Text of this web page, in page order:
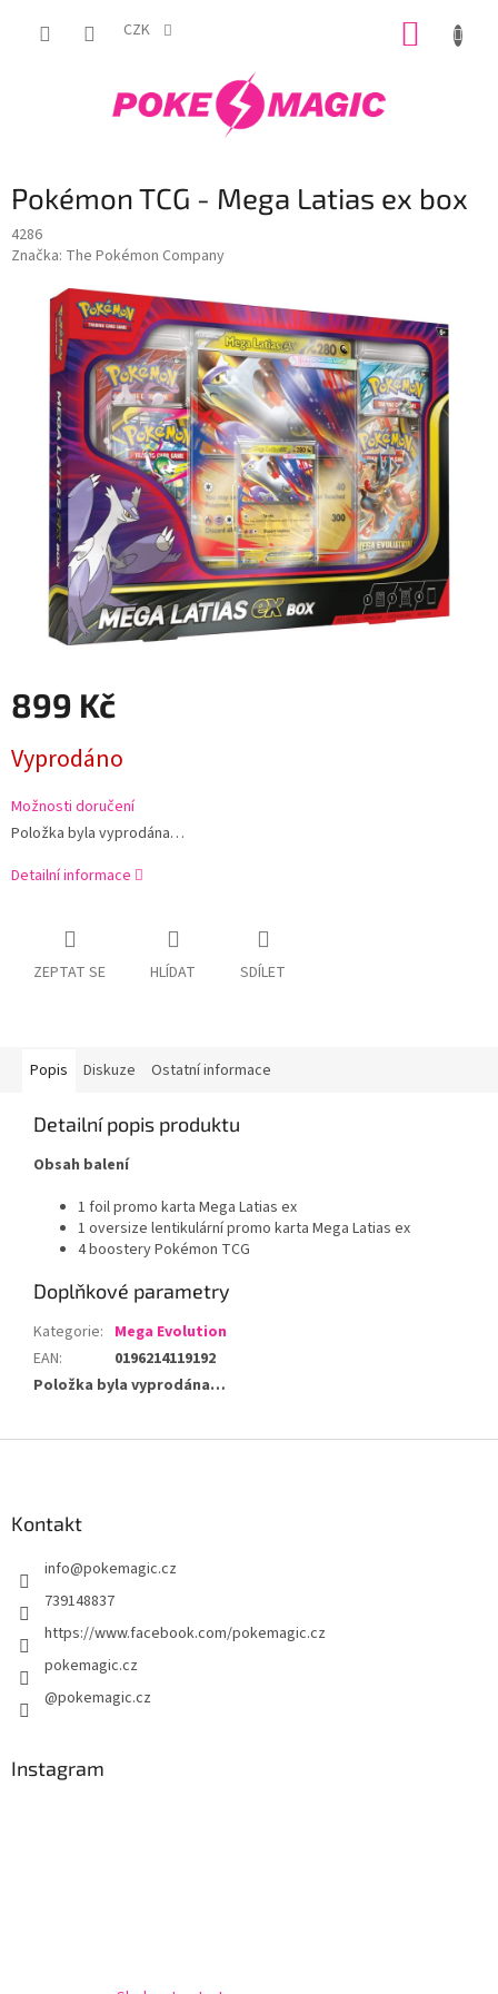
CZK
Pokémon TCG - Mega Latias ex box
4286
Značka: The Pokémon Company
899 Kč
cena:
Vyprodáno
Možnosti doručení
Položka byla vyprodána…
Detailní informace
ZEPTAT SE HLÍDAT SDÍLET
Popis Diskuze Ostatní informace
Detailní popis produktu
Obsah balení
1 foil promo karta Mega Latias ex
1 oversize lentikulární promo karta Mega Latias ex
4 boostery Pokémon TCG
Doplňkové parametry
Kategorie: Mega Evolution
EAN:
0196214119192
Položka byla vyprodána…
Kontakt
info@pokemagic.cz
739148837
https://www.facebook.com/pokemagic.cz
pokemagic.cz
@pokemagic.cz
Instagram